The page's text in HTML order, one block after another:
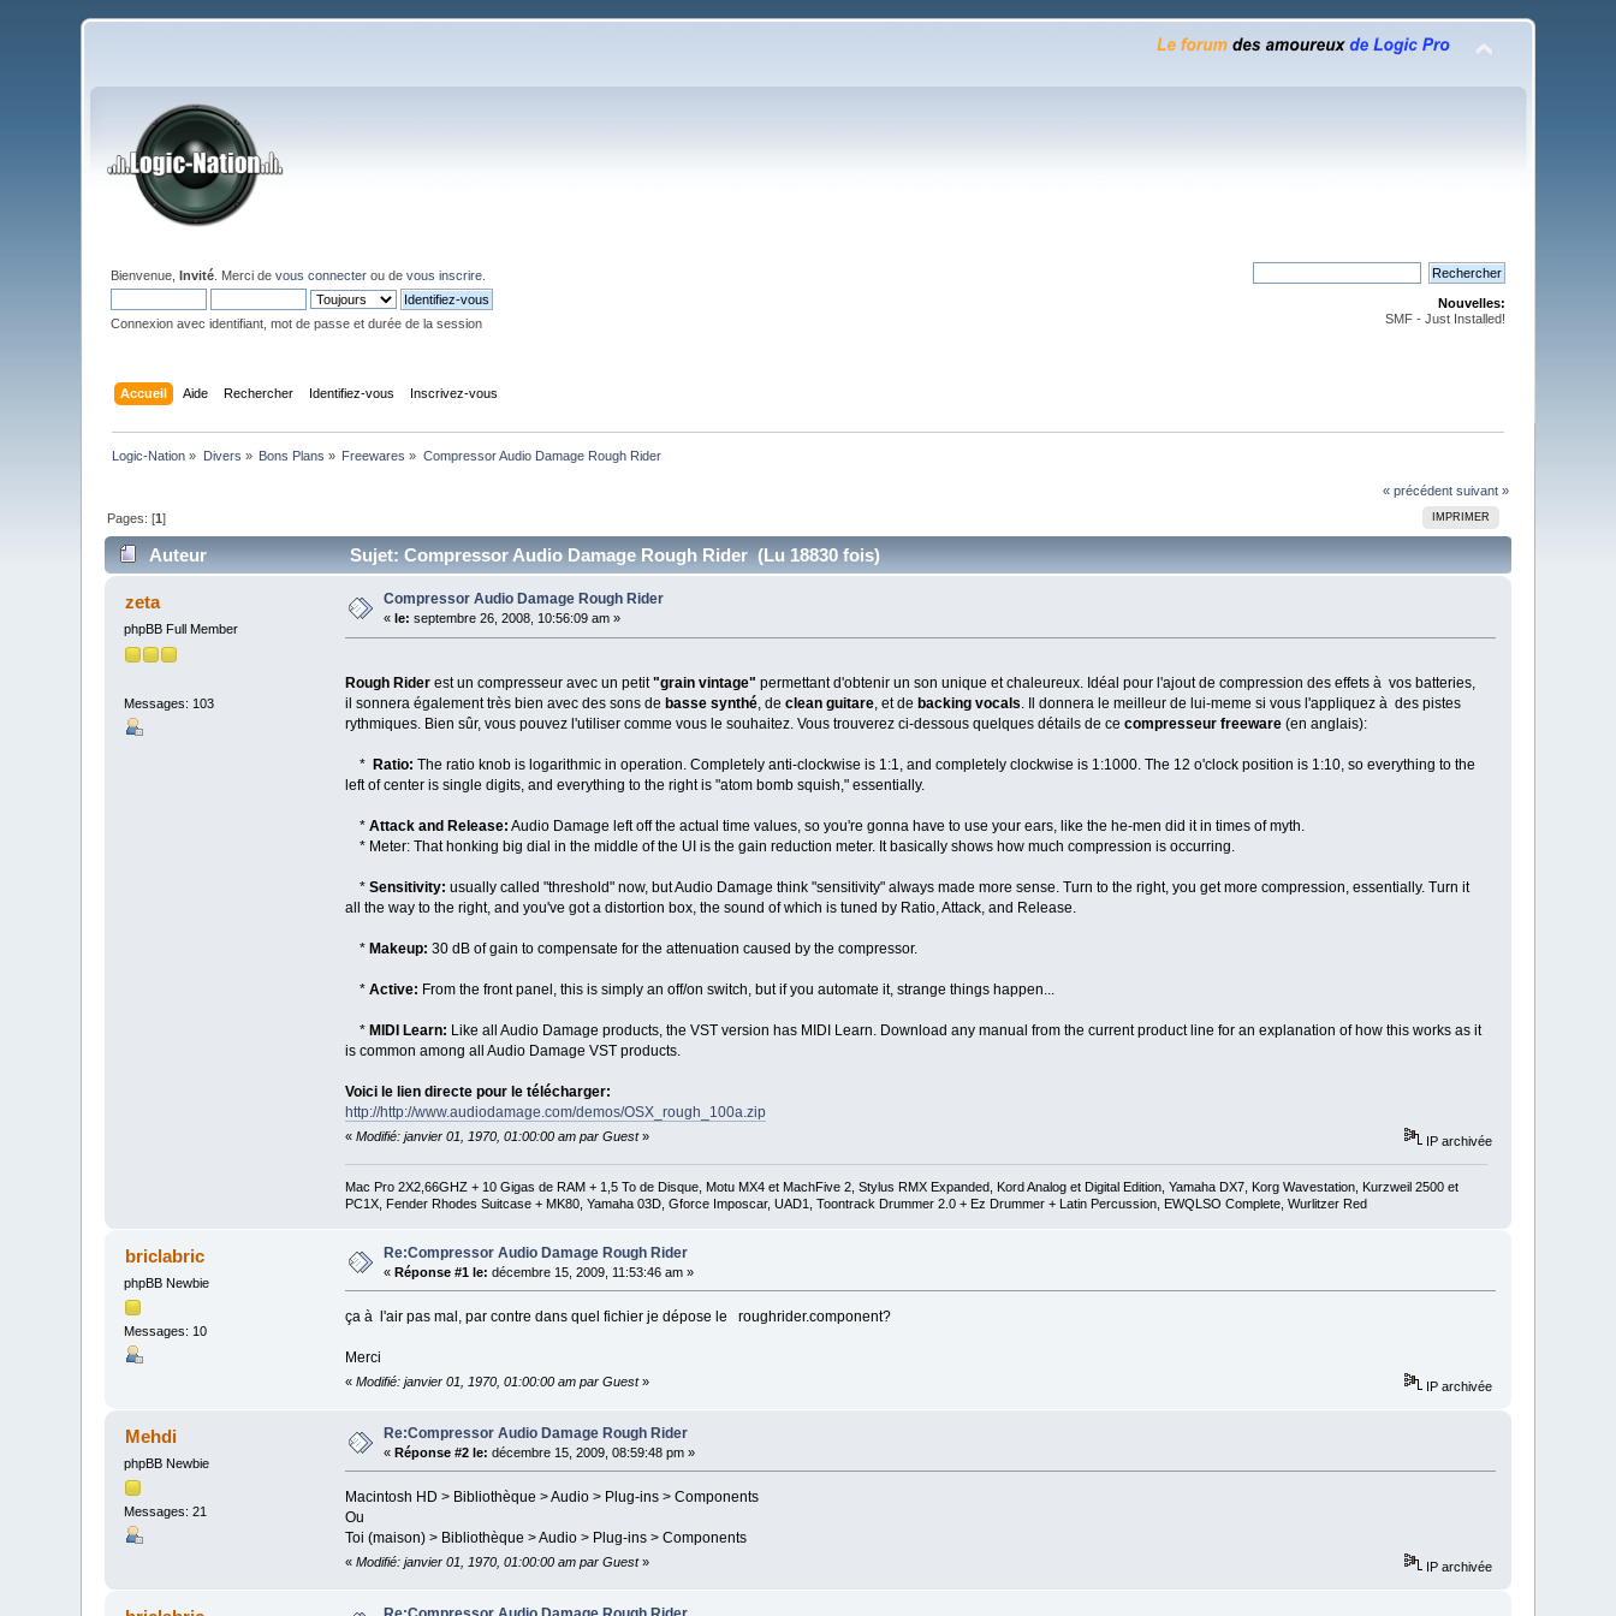
Bienvenue,Invité . Merci devous connecter ou devous inscrire
Connexion avec identifiant, mot de passe et durée de la session
Nouvelles:
SMF - Just Installed!
Accueil Aide Rechercher Identifiez-vous Inscrivez-vous
Logic-Nation » Divers » Bons Plans » Freewares » Compressor Audio Damage Rough Rider
« précédent suivant »
IMPRIMER
Pages: [1]
Auteur Sujet: Compressor Audio Damage Rough Rider (Lu 18830 fois)
zeta
phpBB Full Member
Messages: 103
Compressor Audio Damage Rough Rider
« le: septembre 26, 2008, 10:56:09 am »
Rough Riderest un compresseur avec un petit"grain vintage" permettant d'obtenir un son unique et chaleureux. Idéal pour l'ajout de compression des effets à vos batteries,
il sonnera également très bien avec des sons de basse synthé, de clean guitare, et de backing vocals. Il donnera le meilleur de lui-meme si vous l'appliquez à des pistes
rythmiques. Bien sûr, vous pouvez l'utiliser comme vous le souhaitez. Vous trouverez ci-dessous quelques détails de ce compresseur freeware(en anglais):
* Ratio: The ratio knob is logarithmic in operation. Completely anti-clockwise is 1:1, and completely clockwise is 1:1000. The 12 o'clock position is 1:10, so everything to the
left of center is single digits, and everything to the right is "atom bomb squish," essentially.
* Attack and Release: Audio Damage left off the actual time values, so you're gonna have to use your ears, like the he-men did it in times of myth.
* Meter: That honking big dial in the middle of the UI is the gain reduction meter. It basically shows how much compression is occurring.
* Sensitivity: usually called "threshold" now, but Audio Damage think "sensitivity" always made more sense. Turn to the right, you get more compression, essentially. Turn it
all the way to the right, and you've got a distortion box, the sound of which is tuned by Ratio, Attack, and Release.
* Makeup: 30 dB of gain to compensate for the attenuation caused by the compressor.
* Active: From the front panel, this is simply an off/on switch, but if you automate it, strange things happen...
* MIDI Learn: Like all Audio Damage products, the VST version has MIDI Learn. Download any manual from the current product line for an explanation of how this works as it
is common among all Audio Damage VST products.
Voici le lien directe pour le télécharger:
http://http://www.audiodamage.com/demos/OSX_rough_100a.zip
« Modifié: janvier 01, 1970, 01:00:00 am par Guest» IP archivée
Mac Pro 2X2,66GHZ + 10 Gigas de RAM + 1,5 To de Disque, Motu MX4 et MachFive 2, Stylus RMX Expanded, Kord Analog et Digital Edition, Yamaha DX7, Korg Wavestation, Kurzweil 2500 et
PC1X, Fender Rhodes Suitcase + MK80, Yamaha 03D, Gforce Imposcar, UAD1, Toontrack Drummer 2.0 + Ez Drummer + Latin Percussion, EWQLSO Complete, Wurlitzer Red
briclabric
phpBB Newbie
Messages: 10
Re:Compressor Audio Damage Rough Rider
«Réponse #1 le: décembre 15, 2009, 11:53:46 am »
ça à l'air pas mal, par contre dans quel fichier je dépose le roughrider.component?
Merci
« Modifié: janvier 01, 1970, 01:00:00 am par Guest» IP archivée
Mehdi
phpBB Newbie
Messages: 21
Re:Compressor Audio Damage Rough Rider
«Réponse #2 le: décembre 15, 2009, 08:59:48 pm »
Macintosh HD > Bibliothèque > Audio > Plug-ins > Components
Ou
Toi (maison) > Bibliothèque > Audio > Plug-ins > Components
« Modifié: janvier 01, 1970, 01:00:00 am par Guest» IP archivée